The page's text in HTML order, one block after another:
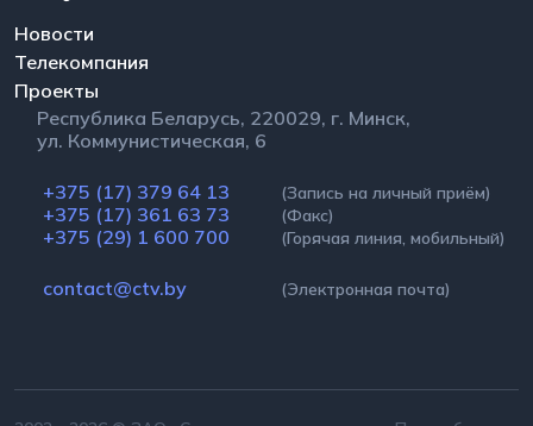
Новости
Телекомпания
Проекты
Республика Беларусь, 220029, г. Минск,
ул. Коммунистическая, 6
+375 (17) 379 64 13 (Запись на личный приём)
+375 (17) 361 63 73 (Факс)
+375 (29) 1 600 700 (Горячая линия, мобильный)
contact@ctv.by (Электронная почта)